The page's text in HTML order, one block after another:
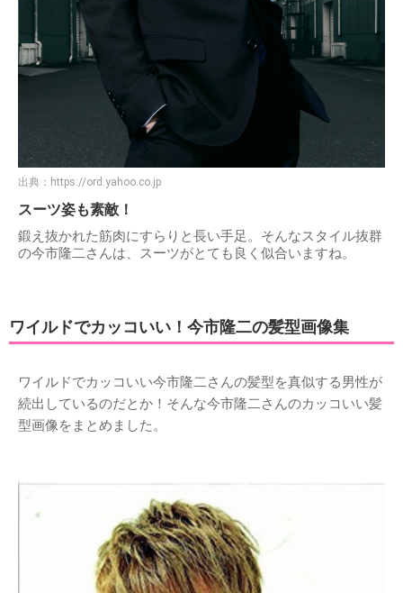
出典： https://ord.yahoo.co.jp
スーツ姿も素敵！
鍛え抜かれた筋肉にすらりと長い手足。そんなスタイル抜群
の今市隆二さんは、スーツがとても良く似合いますね。
ワイルドでカッコいい！今市隆二の髪型画像集
ワイルドでカッコいい今市隆二さんの髪型を真似する男性が
続出しているのだとか！そんな今市隆二さんのカッコいい髪
型画像をまとめました。